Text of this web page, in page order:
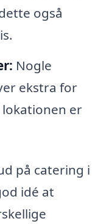
også
Nogle
ekstra for
lokationen er
på catering i
idé at